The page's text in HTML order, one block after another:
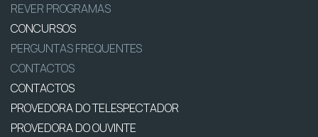
REVER PROGRAMAS
CONCURSOS
PERGUNTAS FREQUENTES
CONTACTOS
CONTACTOS
PROVEDORA DO TELESPECTADOR
PROVEDORA DO OUVINTE